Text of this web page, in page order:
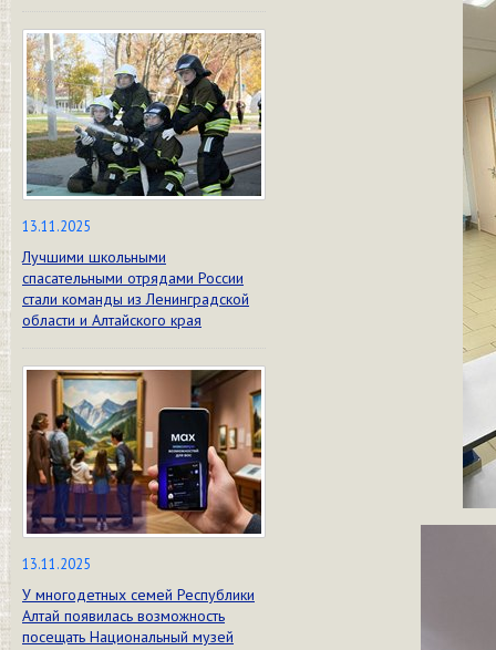
13.11.2025
Лучшими школьными
спасательными отрядами России
стали команды из Ленинградской
области и Алтайского края
13.11.2025
У многодетных семей Республики
Алтай появилась возможность
посещать Национальный музей